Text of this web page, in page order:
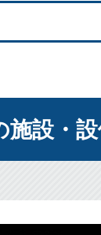
施設・